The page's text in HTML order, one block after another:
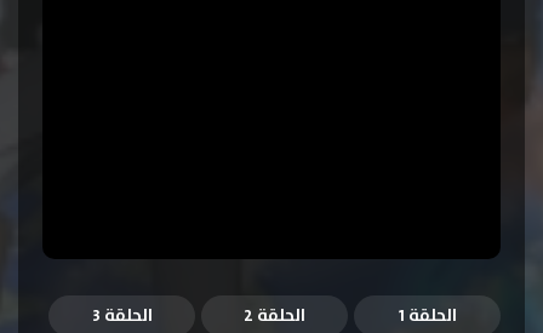
الحلقة 1 الحلقة 2
الحلقة 3